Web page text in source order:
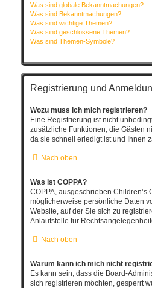
Was sind globale Bekanntmachungen?
Was sind Bekanntmachungen?
Was sind wichtige Themen?
Was sind geschlossene Themen?
Was sind Themen-Symbole?
Registrierung und
Wozu muss ich mich registrieren?
Eine Registrierung ist nicht
zusätzliche Funktionen, die Gästen
da sie schnell erledigt ist und Ihnen
Nach oben
Was ist COPPA?
COPPA, ausgeschrieben Children’s
möglicherweise persönliche Daten
Website, auf der Sie sich zu
Anlaufstelle für
Nach oben
Warum kann ich mich nicht
Es kann sein, dass die Board-
sich registrieren möchten, gesperrt